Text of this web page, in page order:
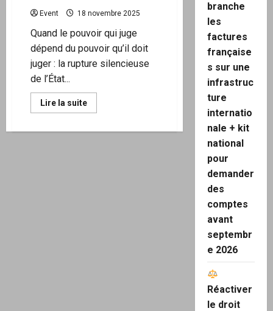
juridique
pour
citoyens
&
forces
constituées
Event 18 novembre 2025
Quand le pouvoir qui juge
dépend du pouvoir qu’il doit
juger : la rupture silencieuse
de l’État...
Lire la suiteEn
savoir
branche
les
factures
française
s sur une
infrastruc
ture
internatio
nale + kit
national
pour
demander
des
comptes
avant
septembr
e 2026
Réactiver
le droit